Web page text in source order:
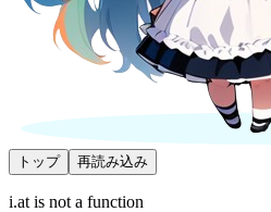
トップ 再読み込み
i.at is not a function